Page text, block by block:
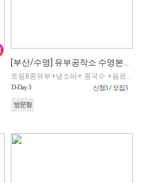
토핑8종유부+냉소바+ 콩국수 +음료 (2인 홀 체험만 가능)
D-Day 3 신청3/ 모집3
방문형